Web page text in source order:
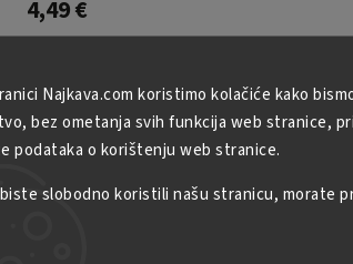
Najkava.com koristimo kolačiće kako
bez ometanja svih funkcija web stranice,
podataka o korištenju web stranice.
slobodno koristili našu stranicu, morate
4,49 €
U košaricu